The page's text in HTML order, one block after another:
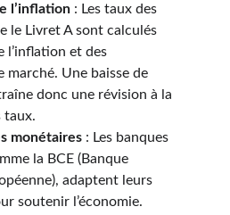
l’inflation : Les taux des
le Livret A sont calculés
l’inflation et des
marché. Une baisse de
donc une révision à la
taux.
monétaires : Les banques
la BCE (Banque
adaptent leurs
soutenir l’économie.